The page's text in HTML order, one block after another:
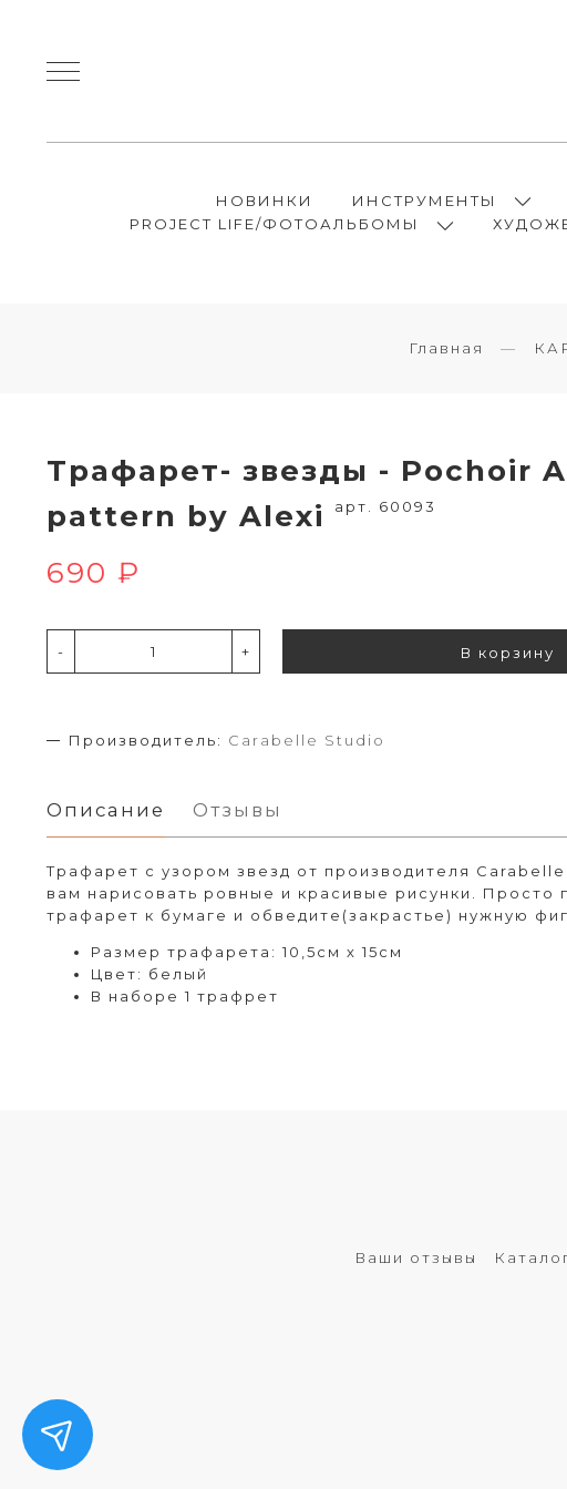
НОВИНКИ ИНСТРУМЕНТЫ
PROJECT LIFE/ФОТОАЛЬБОМЫ
Главная
Трафарет- звезды - Pochoir
pattern by Alexi
арт. 60093
690 ₽
- + В корзину
Производитель: Carabelle Studio
Описание Отзывы
Трафарет с узором звезд от производителя
вам нарисовать ровные и красивые рисунки. Просто
трафарет к бумаге и обведите(закрастье) нужную
Размер трафарета: 10,5см х 15см
Цвет: белый
В наборе 1 трафрет
Ваши отзывы